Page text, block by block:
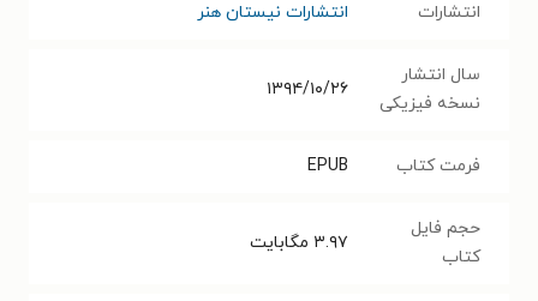
انتشارات انتشارات نیستان هنر
سال انتشار
نسخه فیزیکی
۱۳۹۴/۱۰/۲۶
فرمت کتاب EPUB
حجم فایل
کتاب
۳.۹۷ مگابایت